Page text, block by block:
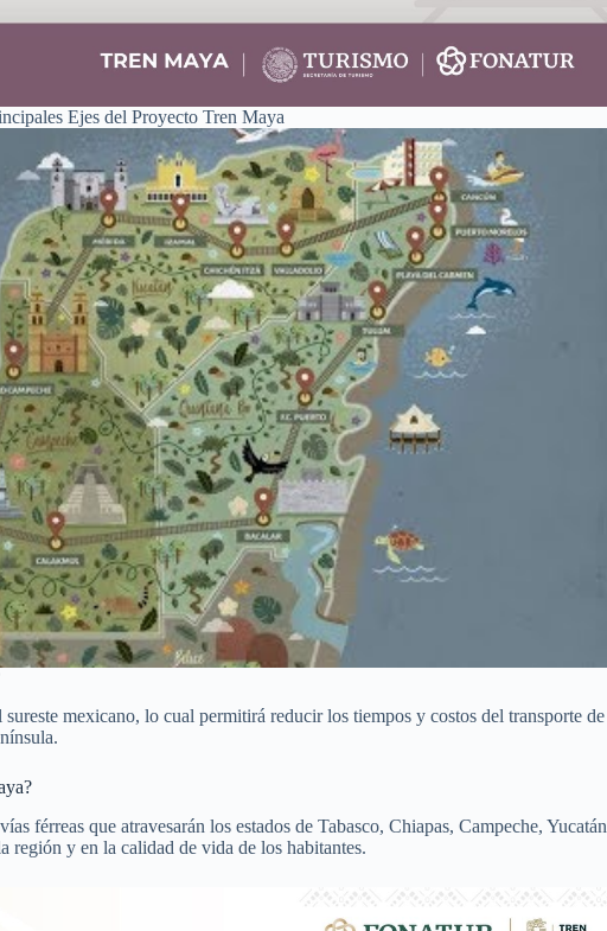
Ejes del Proyecto Tren Maya
mexicano, lo cual permitirá reducir los tiempos y costos del transporte de
férreas que atravesarán los estados de Tabasco, Chiapas, Campeche, Yucatán
y en la calidad de vida de los habitantes.